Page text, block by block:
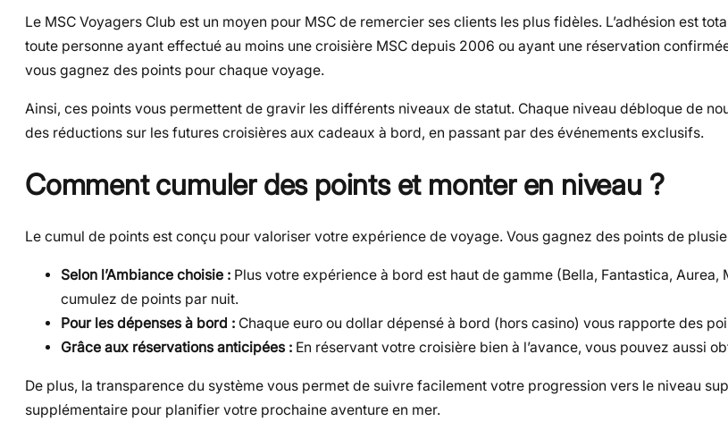
Le MSC Voyagers Club est un moyen pour MSC de remercier ses clients les plus fidèles. L’adhésion est
toute personne ayant effectué au moins une croisière MSC depuis 2006 ou ayant une réservation
vous gagnez des points pour chaque voyage.
Ainsi, ces points vous permettent de gravir les différents niveaux de statut. Chaque niveau débloque de
des réductions sur les futures croisières aux cadeaux à bord, en passant par des événements exclusifs.
Comment cumuler des points et monter en niveau ?
Le cumul de points est conçu pour valoriser votre expérience de voyage. Vous gagnez des points de
Selon l’Ambiance choisie : Plus votre expérience à bord est haut de gamme (Bella, Fantastica, Aurea,
cumulez de points par nuit.
Pour les dépenses à bord : Chaque euro ou dollar dépensé à bord (hors casino) vous rapporte des
Grâce aux réservations anticipées : En réservant votre croisière bien à l’avance, vous pouvez aussi
De plus, la transparence du système vous permet de suivre facilement votre progression vers le niveau
supplémentaire pour planifier votre prochaine aventure en mer.